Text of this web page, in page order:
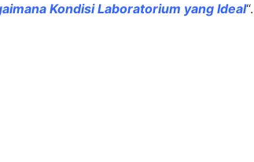
Kondisi Laboratorium yang Ideal“.